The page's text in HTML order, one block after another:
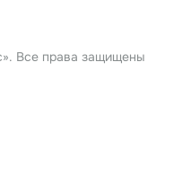
Все права защищены